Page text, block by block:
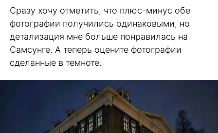
Сразу хочу отметить, что плюс-минус обе
фотографии получились одинаковыми, но
детализация мне больше понравилась на
Самсунге. А теперь оцените фотографии
сделанные в темноте.